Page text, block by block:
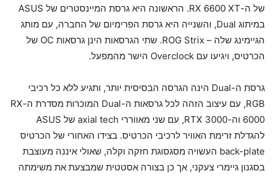
של ה-RX 6600 XT. הראשונה היא גרסת המיינסטרים של ASUS
במיתוג Dual, והשנייה היא גרסת הפרימיום של החברה, עם מותג
הגיימינג שלה – ROG Strix. שתי הגרסאות הינן גרסאות OC של
הכרטיס, ויגיעו עם Overclock הישר מהמפעל.
גרסת ה-Dual הינה הגרסה הבסיסית יותר, ותגיע ללא כל רכיבי
RGB, עם עיצוב הזהה לכל גרסאות ה-Dual המוכרות מסדרת ה-RX
6000 וה-RTX 3000, עם שני מאווררי axial tech של ASUS
להגדלת זרימת האוויר לרכיבי הכרטיס. בצידו האחורי של הכרטיס
back-plate העשויה מסגסוגת חזקה וקלה, שאולי איננה מעוצבת
בסגנון גיימרי צעקני, אך כן בצורה אסטטית שמבצעת את משימתה